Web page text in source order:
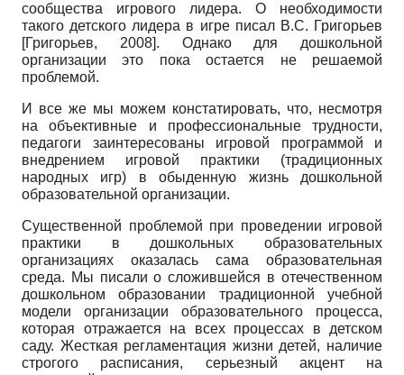
сообщества игрового лидера. О необходимости
такого детского лидера в игре писал В.С. Григорьев
[Григорьев, 2008]. Однако для дошкольной
организации это пока остается не решаемой
проблемой.
И все же мы можем констатировать, что, несмотря
на объективные и профессиональные трудности,
педагоги заинтересованы игровой программой и
внедрением игровой практики (традиционных
народных игр) в обыденную жизнь дошкольной
образовательной организации.
Существенной проблемой при проведении игровой
практики в дошкольных образовательных
организациях оказалась сама образовательная
среда. Мы писали о сложившейся в отечественном
дошкольном образовании традиционной учебной
модели организации образовательного процесса,
которая отражается на всех процессах в детском
саду. Жесткая регламентация жизни детей, наличие
строгого расписания, серьезный акцент на